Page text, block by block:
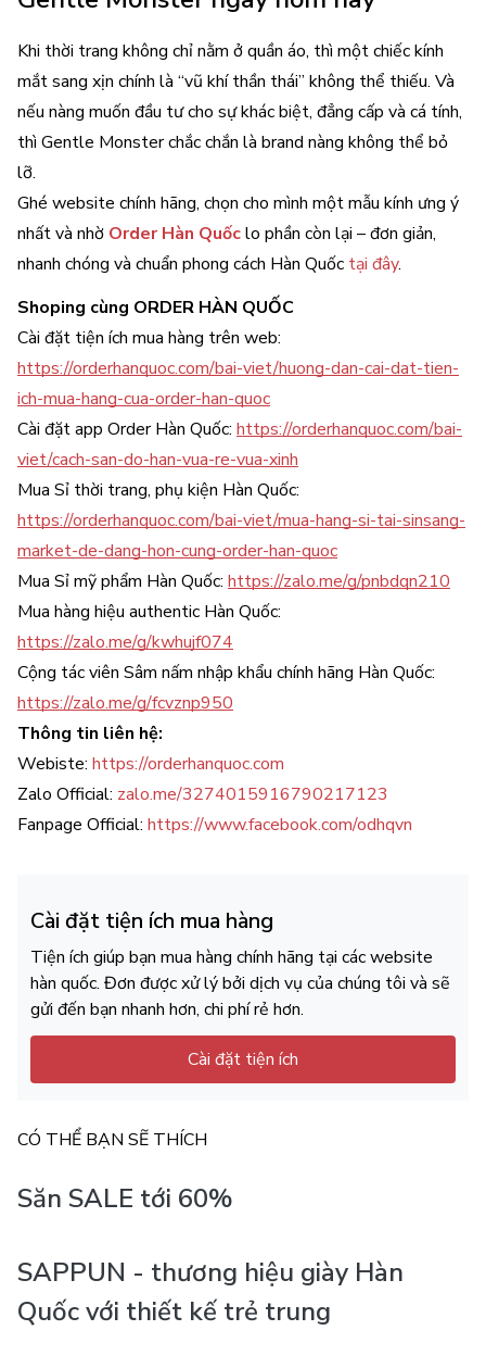
Khi thời trang không chỉ nằm ở quần áo, thì một chiếc kính
mắt sang xịn chính là “vũ khí thần thái” không thể thiếu. Và
nếu nàng muốn đầu tư cho sự khác biệt, đẳng cấp và cá tính,
thì Gentle Monster chắc chắn là brand nàng không thể bỏ
lỡ.
Ghé website chính hãng, chọn cho mình một mẫu kính ưng ý
nhất và nhờ Order Hàn Quốclo phần còn lại – đơn giản,
nhanh chóng và chuẩn phong cách Hàn Quốc tại đây.
Shoping cùng ORDER HÀN QUỐC
Cài đặt tiện ích mua hàng trên web:
https://orderhanquoc.com/bai-viet/huong-dan-cai-dat-tien-
ich-mua-hang-cua-order-han-quoc
Cài đặt app Order Hàn Quốc: https://orderhanquoc.com/bai-
viet/cach-san-do-han-vua-re-vua-xinh
Mua Sỉ thời trang, phụ kiện Hàn Quốc:
https://orderhanquoc.com/bai-viet/mua-hang-si-tai-sinsang-
market-de-dang-hon-cung-order-han-quoc
Mua Sỉ mỹ phẩm Hàn Quốc: https://zalo.me/g/pnbdqn210
Mua hàng hiệu authentic Hàn Quốc:
https://zalo.me/g/kwhujf074
Cộng tác viên Sâm nấm nhập khẩu chính hãng Hàn Quốc:
https://zalo.me/g/fcvznp950
Thông tin liên hệ:
Webiste: https://orderhanquoc.com
Zalo Official: zalo.me/3274015916790217123
Fanpage Official: https://www.facebook.com/odhqvn
Cài đặt tiện ích mua hàng
Tiện ích giúp bạn mua hàng chính hãng tại các website
hàn quốc. Đơn được xử lý bởi dịch vụ của chúng tôi và sẽ
gửi đến bạn nhanh hơn, chi phí rẻ hơn.
Cài đặt tiện ích
CÓ THỂ BẠN SẼ THÍCH
Săn SALE tới 60%
SAPPUN - thương hiệu giày Hàn
Quốc với thiết kế trẻ trung